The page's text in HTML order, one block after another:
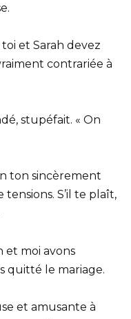
et Sarah devez
contrariée à
stupéfait. « On
ton sincèrement
tensions. S’il te plaît,
et moi avons
quitté le mariage.
et amusante à